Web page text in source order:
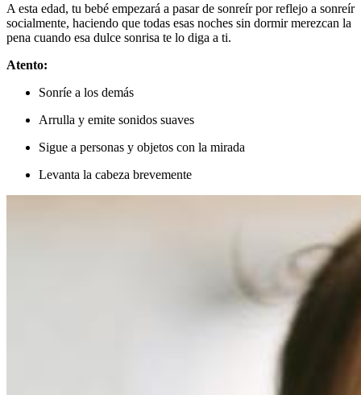
A esta edad, tu bebé empezará a pasar de sonreír por reflejo a sonreír
socialmente, haciendo que todas esas noches sin dormir merezcan la
pena cuando esa dulce sonrisa te lo diga a ti.
Atento:
Sonríe a los demás
Arrulla y emite sonidos suaves
Sigue a personas y objetos con la mirada
Levanta la cabeza brevemente